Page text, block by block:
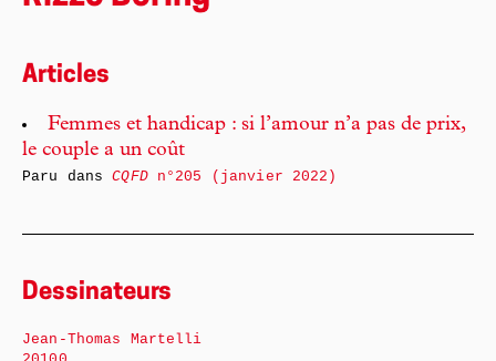
Articles
Femmes et handicap : si l’amour n’a pas de prix,
le couple a un coût
Paru dansCQFDn°205 (janvier 2022)
Dessinateurs
Jean-Thomas Martelli